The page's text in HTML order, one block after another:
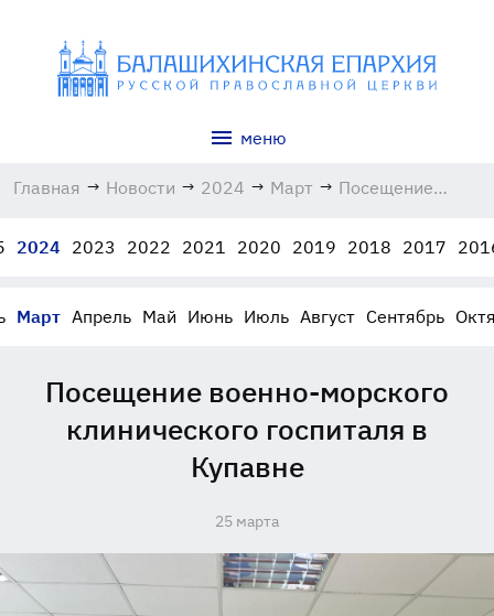
меню
Главная → Новости → 2024 → Март → Посещение
клинического
25.03.2024
2024 2023 2022 2021 2020 2019 2018 2017
Март Апрель Май Июнь Июль Август Сентябрь
Посещение военно-морского
клинического госпиталя в
Купавне
25 марта